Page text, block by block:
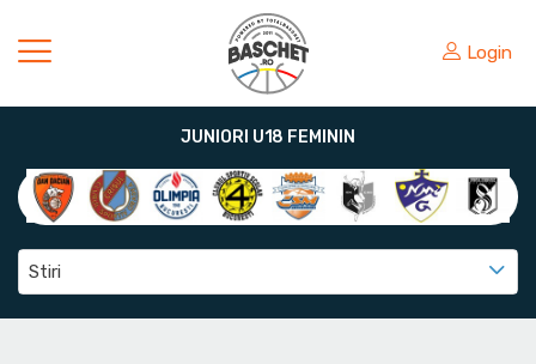
Login
JUNIORI U18 FEMININ
Stiri